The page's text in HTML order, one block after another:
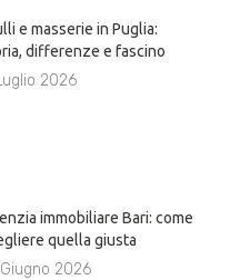
e masserie in Puglia:
differenze e fascino
2026
immobiliare Bari: come
quella giusta
2026